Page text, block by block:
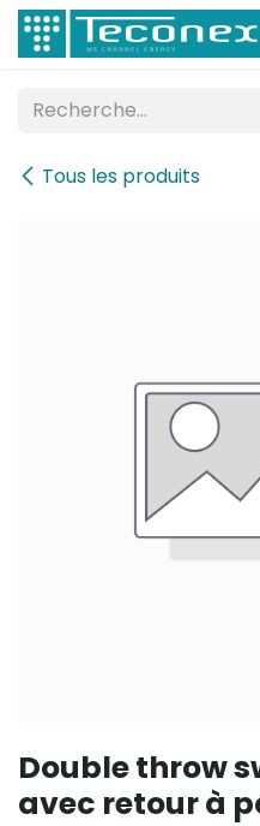
Se rendre au contenu
Tous les produits
Double throw
avec retour à